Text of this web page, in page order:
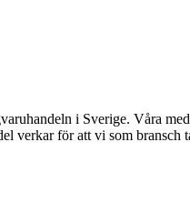
i Sverige. Våra
verkar för att vi som bransch